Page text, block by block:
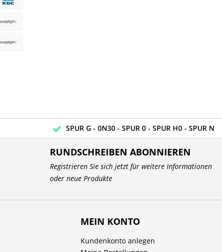
SPUR G - 0N30 - SPUR 0 - SPUR H0 - SPUR N
RUNDSCHREIBEN ABONNIEREN
Registrieren Sie sich jetzt für weitere Informationen
oder neue Produkte
MEIN KONTO
Kundenkonto anlegen